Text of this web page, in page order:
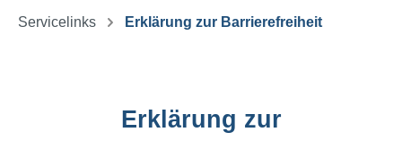
Servicelinks Erklärung zur Barrierefreiheit
Erklärung zur